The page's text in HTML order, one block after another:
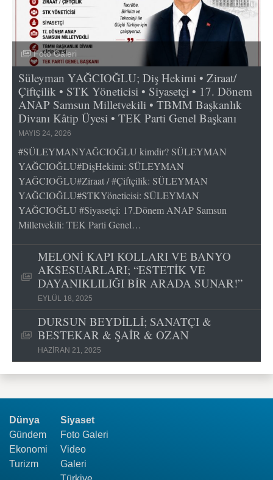
Foto Galeri
Süleyman YAĞCIOĞLU; Diş Hekimi • Ziraat/
Çiftçilik • STK Yöneticisi • Siyasetçi • 17. Dönem
ANAP Samsun Milletvekili • TBMM Başkanlık
Divanı Kâtip Üyesi • TEK Parti Genel Başkanı
MAYIS 24, 2026
#SÜLEYMANYAĞCIOĞLU kimdir? SÜLEYMAN
YAĞCIOĞLU#DişHekimi: SÜLEYMAN
YAĞCIOĞLU#Ziraat / #Çiftçilik: SÜLEYMAN
YAĞCIOĞLU#STKYöneticisi: SÜLEYMAN
YAĞCIOĞLU #Siyasetçi: 17.Dönem ANAP Samsun
Milletvekili: TEK Parti Genel…
MELONİ KAPI KOLLARI VE BANYO
AKSESUARLARI; “ESTETİK VE
DAYANIKLILIĞI BİR ARADA SUNAR!”
EYLÜL 18, 2025
DURSUN BEYDİLLİ; SANATÇI &
BESTEKAR & ŞAİR & OZAN
HAZIRAN 21, 2025
Dünya
Gündem
Ekonomi
Turizm
Siyaset
Foto Galeri
Video
Galeri